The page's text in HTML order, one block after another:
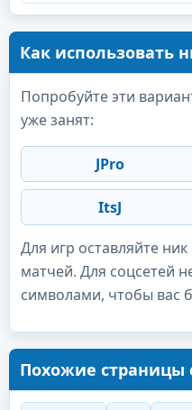
Как использовать
Попробуйте эти
уже занят:
JPro
ItsJ
Для игр оставляйте
матчей. Для соцсетей
символами, чтобы вас
Похожие страницы